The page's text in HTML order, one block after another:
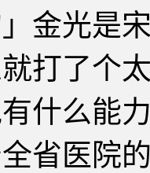
金光是
打了个
么能力
省医院